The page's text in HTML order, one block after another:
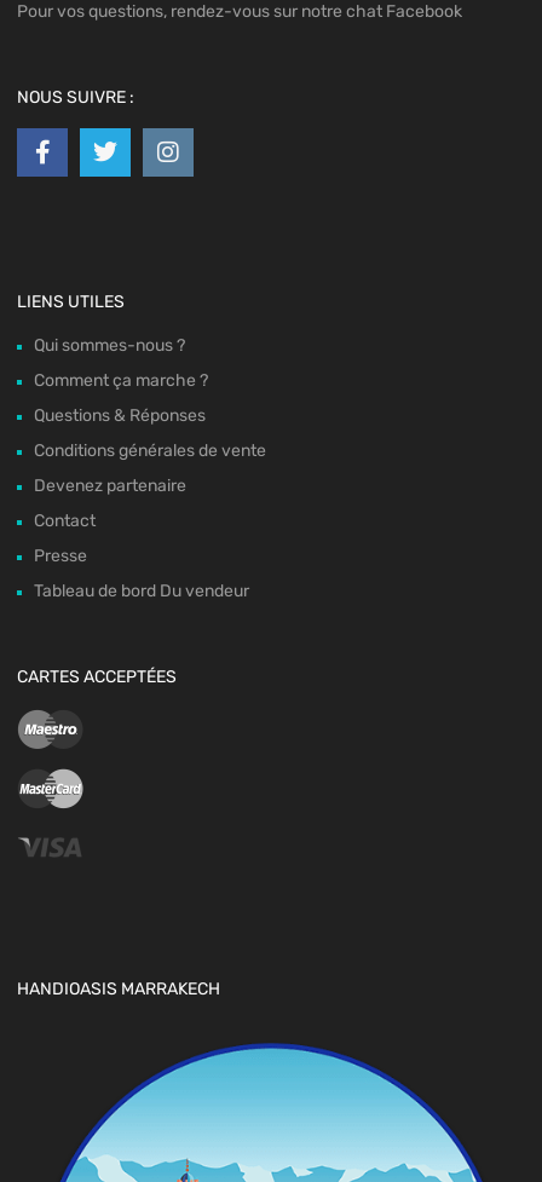
Pour vos questions, rendez-vous sur notre chat Facebook
NOUS SUIVRE :
LIENS UTILES
Qui sommes-nous ?
Comment ça marche ?
Questions & Réponses
Conditions générales de vente
Devenez partenaire
Contact
Presse
Tableau de bord Du vendeur
CARTES ACCEPTÉES
HANDIOASIS MARRAKECH